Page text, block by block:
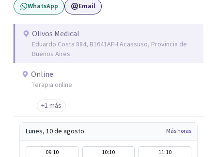
WhatsApp Email
Olivos Medical
Eduardo Costa 884, B1641AFH Acassuso, Provincia de
Buenos Aires
Online
Terapia online
+1 más
Lunes, 10 de agosto Más horas
09:10 10:10
11:10